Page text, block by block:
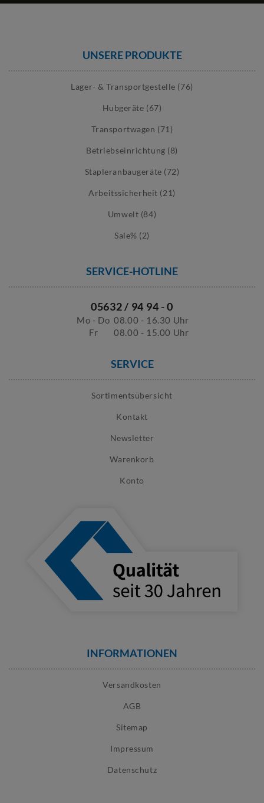
UNSERE PRODUKTE
Lager- & Transportgestelle (76)
Hubgeräte (67)
Transportwagen (71)
Betriebseinrichtung (8)
Stapleranbaugeräte (72)
Arbeitssicherheit (21)
Umwelt (84)
Sale% (2)
SERVICE-HOTLINE
05632 / 94 94 - 0
Mo - Do 08.00 - 16.30 Uhr
Fr
08.00 - 15.00 Uhr
SERVICE
Sortimentsübersicht
Kontakt
Newsletter
Warenkorb
Konto
INFORMATIONEN
Versandkosten
AGB
Sitemap
Impressum
Datenschutz